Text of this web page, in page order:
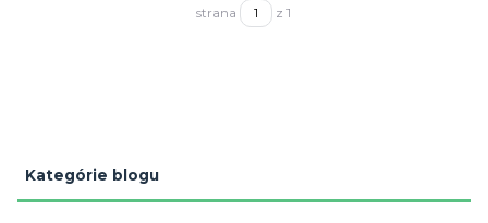
Kategórie blogu
strana z 1